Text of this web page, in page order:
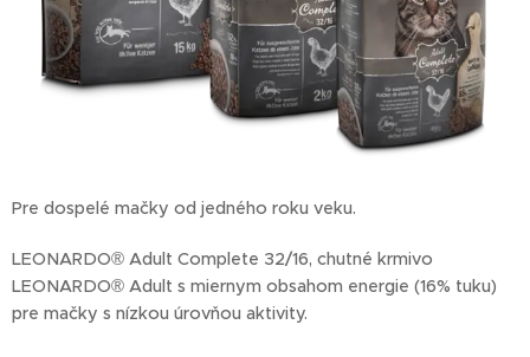
Pre dospelé mačky od jedného roku veku.
LEONARDO® Adult Complete 32/16, chutné krmivo
LEONARDO® Adult s miernym obsahom energie (16% tuku)
pre mačky s nízkou úrovňou aktivity.